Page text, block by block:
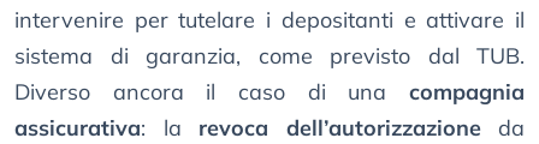
intervenire per tutelare i depositanti e attivare il
sistema di garanzia, come previsto dal TUB.
Diverso ancora il caso di una compagnia
assicurativa: la revoca dell’autorizzazioneda